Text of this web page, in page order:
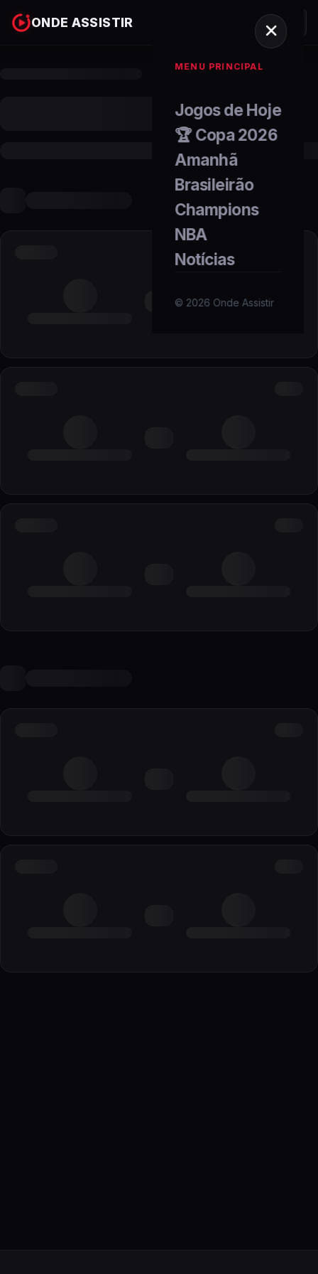
ONDE ASSISTIR
MENU PRINCIPAL
Jogos de Hoje
🏆 Copa 2026
Amanhã
Brasileirão
Champions
NBA
Notícias
© 2026 Onde Assistir